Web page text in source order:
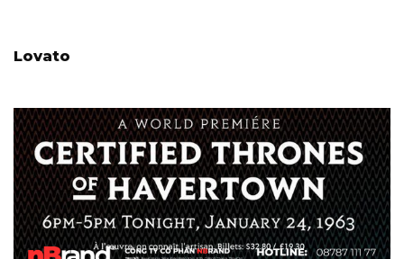
Lovato